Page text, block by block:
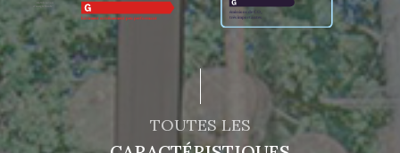
TOUTES LES